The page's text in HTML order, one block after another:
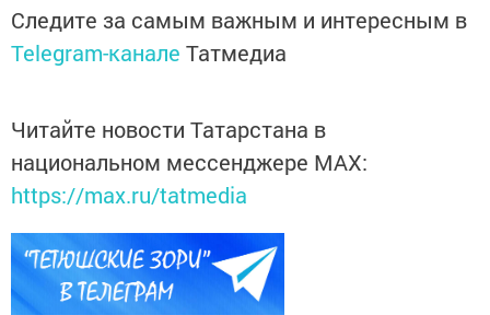
Следите за самым важным и интересным в
Telegram-канале Татмедиа
Читайте новости Татарстана в
национальном мессенджере MАХ:
https://max.ru/tatmedia